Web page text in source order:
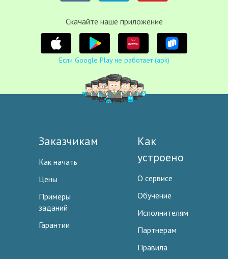
Cкачайте наше приложение
Если Google Play не работает (apk)
Заказчикам
Как начать
Цены
Примеры
заданий
Гарантии
Как
устроено
О сервисе
Обучение
Исполнителям
Партнерам
Правила